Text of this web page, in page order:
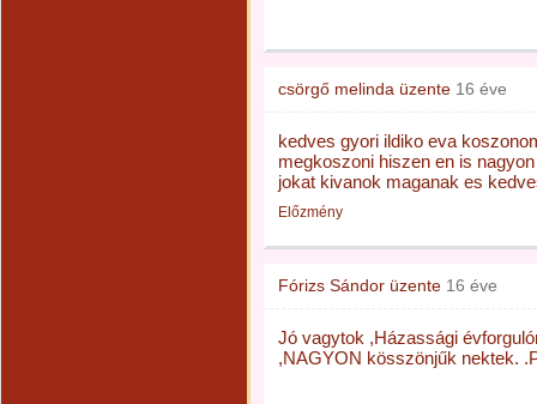
csörgő melinda üzente 16 éve
kedves gyori ildiko eva
megkoszoni hiszen en is
jokat kivanok maganak es
Előzmény
Fórizs Sándor üzente 16 éve
Jó vagytok ,Házassági
,NAGYON kösszönjűk nektek.